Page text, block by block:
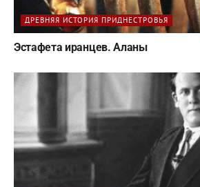
ДРЕВНЯЯ ИСТОРИЯ ПРИДНЕСТРОВЬЯ
Эстафета иранцев. Аланы